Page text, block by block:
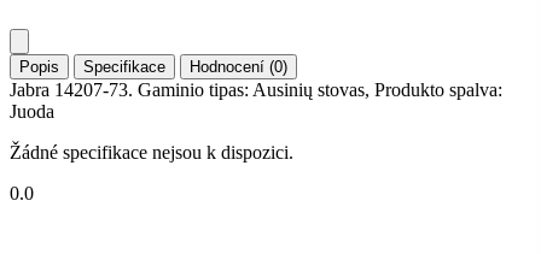
Popis Specifikace Hodnocení (0)
Jabra 14207-73. Gaminio tipas: Ausinių stovas, Produkto spalva:
Juoda
Žádné specifikace nejsou k dispozici.
0.0